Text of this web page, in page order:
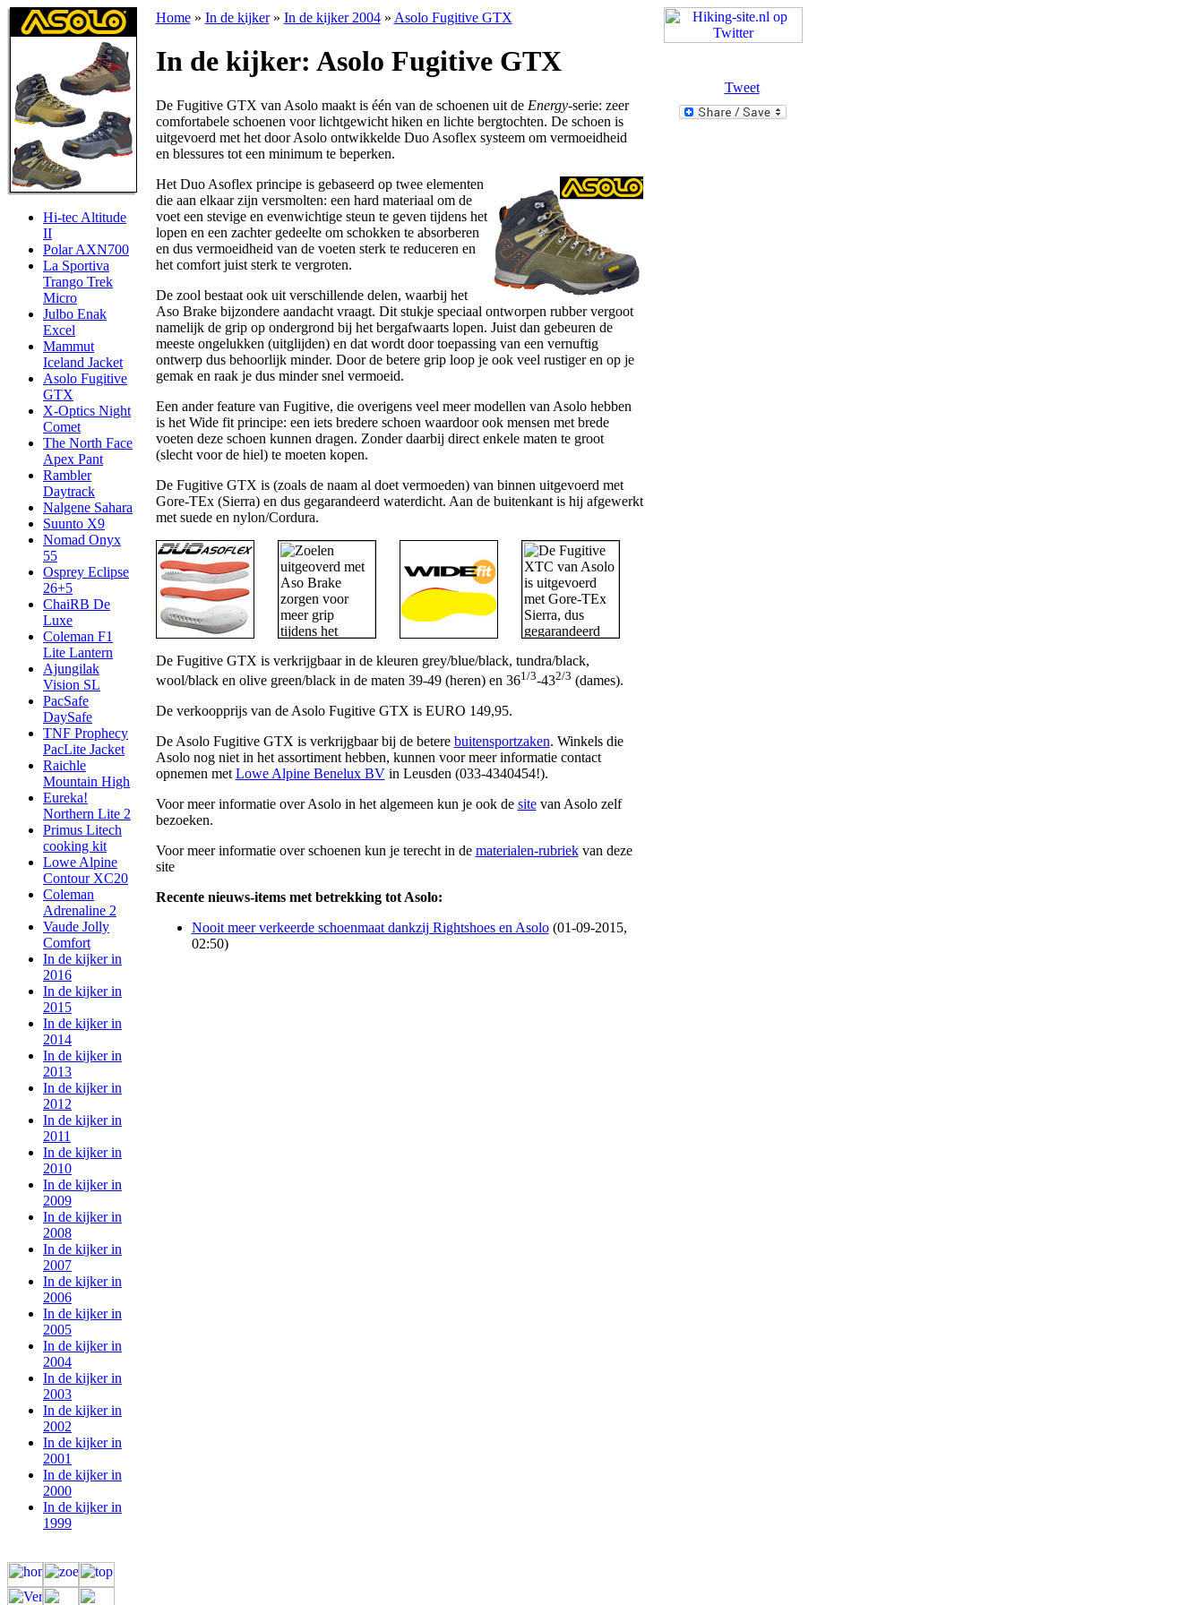
Hi-tec Altitude
II
Polar AXN700
La Sportiva
Trango Trek
Micro
Julbo Enak
Excel
Mammut
Iceland Jacket
Asolo Fugitive
GTX
X-Optics Night
Comet
The North Face
Apex Pant
Rambler
Daytrack
Nalgene Sahara
Suunto X9
Nomad Onyx
55
Osprey Eclipse
26+5
ChaiRB De
Luxe
Coleman F1
Lite Lantern
Ajungilak
Vision SL
PacSafe
DaySafe
TNF Prophecy
PacLite Jacket
Raichle
Mountain High
Eureka!
Northern Lite 2
Primus Litech
cooking kit
Lowe Alpine
Contour XC20
Coleman
Adrenaline 2
Vaude Jolly
Comfort
In de kijker in
2016
In de kijker in
2015
In de kijker in
2014
In de kijker in
2013
In de kijker in
2012
In de kijker in
2011
In de kijker in
2010
In de kijker in
2009
In de kijker in
2008
In de kijker in
2007
In de kijker in
2006
In de kijker in
2005
In de kijker in
2004
In de kijker in
2003
In de kijker in
2002
In de kijker in
2001
In de kijker in
2000
In de kijker in
1999
Home» In de kijker» In de kijker 2004» Asolo Fugitive GTX
In de kijker: Asolo Fugitive GTX
De Fugitive GTX van Asolo maakt is één van de schoenen uit de Energy-serie: zeer
comfortabele schoenen voor lichtgewicht hiken en lichte bergtochten. De schoen is
uitgevoerd met het door Asolo ontwikkelde Duo Asoflex systeem om vermoeidheid
en blessures tot een minimum te beperken.
Het Duo Asoflex principe is gebaseerd op twee elementen
die aan elkaar zijn versmolten: een hard materiaal om de
voet een stevige en evenwichtige steun te geven tijdens het
lopen en een zachter gedeelte om schokken te absorberen
en dus vermoeidheid van de voeten sterk te reduceren en
het comfort juist sterk te vergroten.
De zool bestaat ook uit verschillende delen, waarbij het
Aso Brake bijzondere aandacht vraagt. Dit stukje speciaal ontworpen rubber vergoot
namelijk de grip op ondergrond bij het bergafwaarts lopen. Juist dan gebeuren de
meeste ongelukken (uitglijden) en dat wordt door toepassing van een vernuftig
ontwerp dus behoorlijk minder. Door de betere grip loop je ook veel rustiger en op je
gemak en raak je dus minder snel vermoeid.
Een ander feature van Fugitive, die overigens veel meer modellen van Asolo hebben
is het Wide fit principe: een iets bredere schoen waardoor ook mensen met brede
voeten deze schoen kunnen dragen. Zonder daarbij direct enkele maten te groot
(slecht voor de hiel) te moeten kopen.
De Fugitive GTX is (zoals de naam al doet vermoeden) van binnen uitgevoerd met
Gore-TEx (Sierra) en dus gegarandeerd waterdicht. Aan de buitenkant is hij afgewerkt
met suede en nylon/Cordura.
De Fugitive GTX is verkrijgbaar in de kleuren grey/blue/black, tundra/black,
wool/black en olive green/black in de maten 39-49 (heren) en 361/3-432/3 (dames).
De verkoopprijs van de Asolo Fugitive GTX is EURO 149,95.
De Asolo Fugitive GTX is verkrijgbaar bij de betere buitensportzaken. Winkels die
Asolo nog niet in het assortiment hebben, kunnen voor meer informatie contact
opnemen met Lowe Alpine Benelux BVin Leusden (033-4340454!).
Voor meer informatie over Asolo in het algemeen kun je ook de sitevan Asolo zelf
bezoeken.
Voor meer informatie over schoenen kun je terecht in de materialen-rubriekvan deze
site
Recente nieuws-items met betrekking tot Asolo:
Nooit meer verkeerde schoenmaat dankzij Rightshoes en Asolo (01-09-2015,
02:50)
Tweet